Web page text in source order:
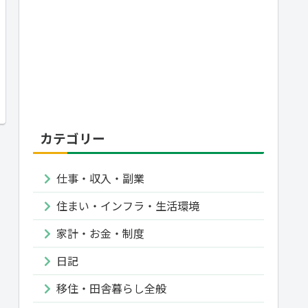
カテゴリー
仕事・収入・副業
住まい・インフラ・生活環境
家計・お金・制度
日記
移住・田舎暮らし全般